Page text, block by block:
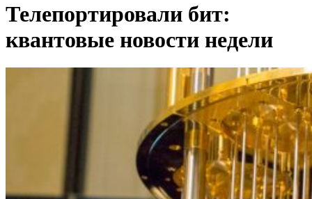
Телепортировали бит:
квантовые новости недели